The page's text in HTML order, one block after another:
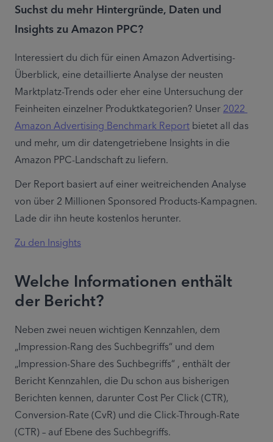
Suchst du mehr Hintergründe, Daten und
Insights zu Amazon PPC?
Interessiert du dich für einen Amazon Advertising-
Überblick, eine detaillierte Analyse der neusten
Marktplatz-Trends oder eher eine Untersuchung der
Feinheiten einzelner Produktkategorien? Unser 2022
Amazon Advertising Benchmark Report bietet all das
und mehr, um dir datengetriebene Insights in die
Amazon PPC-Landschaft zu liefern.
Der Report basiert auf einer weitreichenden Analyse
von über 2 Millionen Sponsored Products-Kampagnen.
Lade dir ihn heute kostenlos herunter.
Zu den Insights
Welche Informationen enthält
der Bericht?
Neben zwei neuen wichtigen Kennzahlen, dem
„Impression-Rang des Suchbegriffs“ und dem
„Impression-Share des Suchbegriffs“ , enthält der
Bericht Kennzahlen, die Du schon aus bisherigen
Berichten kennen, darunter Cost Per Click (CTR),
Conversion-Rate (CvR) und die Click-Through-Rate
(CTR) – auf Ebene des Suchbegriffs.